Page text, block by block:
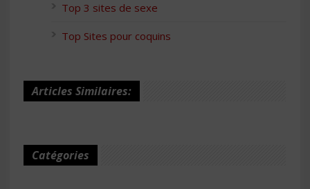
Top 3 sites de sexe
Top Sites pour coquins
Articles Similaires:
Catégories